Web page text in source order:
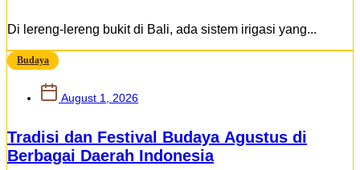
Di lereng-lereng bukit di Bali, ada sistem irigasi yang...
Budaya
August 1, 2026
Tradisi dan Festival Budaya Agustus di
Berbagai Daerah Indonesia